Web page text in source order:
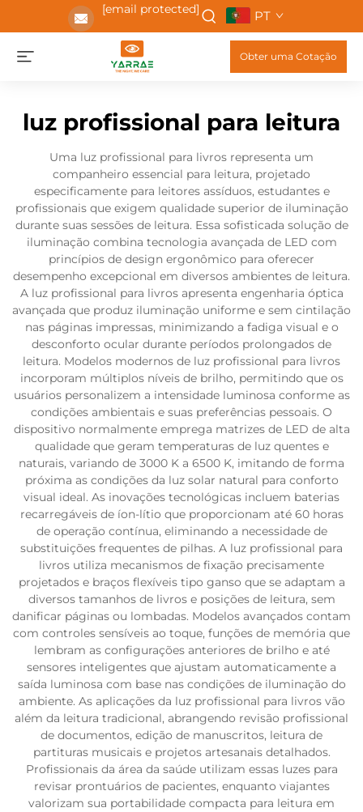
[email protected] PT
Obter uma Cotação
luz profissional para leitura
Uma luz profissional para livros representa um
companheiro essencial para leitura, projetado
especificamente para leitores assíduos, estudantes e
profissionais que exigem qualidade superior de iluminação
durante suas sessões de leitura. Essa sofisticada solução de
iluminação combina tecnologia avançada de LED com
princípios de design ergonômico para oferecer
desempenho excepcional em diversos ambientes de leitura.
A luz profissional para livros apresenta engenharia óptica
avançada que produz iluminação uniforme e sem cintilação
nas páginas impressas, minimizando a fadiga visual e o
desconforto ocular durante períodos prolongados de
leitura. Modelos modernos de luz profissional para livros
incorporam múltiplos níveis de brilho, permitindo que os
usuários personalizem a intensidade luminosa conforme as
condições ambientais e suas preferências pessoais. O
dispositivo normalmente emprega matrizes de LED de alta
qualidade que geram temperaturas de luz quentes e
naturais, variando de 3000 K a 6500 K, imitando de forma
próxima as condições da luz solar natural para conforto
visual ideal. As inovações tecnológicas incluem baterias
recarregáveis de íon-lítio que proporcionam até 60 horas
de operação contínua, eliminando a necessidade de
substituições frequentes de pilhas. A luz profissional para
livros utiliza mecanismos de fixação precisamente
projetados e braços flexíveis tipo ganso que se adaptam a
diversos tamanhos de livros e posições de leitura, sem
danificar páginas ou lombadas. Modelos avançados contam
com controles sensíveis ao toque, funções de memória que
lembram as configurações anteriores de brilho e até
sensores inteligentes que ajustam automaticamente a
saída luminosa com base nas condições de iluminação do
ambiente. As aplicações da luz profissional para livros vão
além da leitura tradicional, abrangendo revisão profissional
de documentos, edição de manuscritos, leitura de
partituras musicais e projetos artesanais detalhados.
Profissionais da área da saúde utilizam essas luzes para
revisar prontuários de pacientes, enquanto viajantes
valorizam sua portabilidade compacta para leitura em